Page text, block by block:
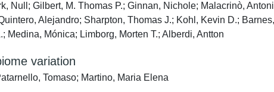
Null; Gilbert, M. Thomas P.; Ginnan, Nichole; Malacrinò,
Alejandro; Sharpton, Thomas J.; Kohl, Kevin D.;
Mónica; Limborg, Morten T.; Alberdi, Antton
variation
Tomaso; Martino, Maria Elena